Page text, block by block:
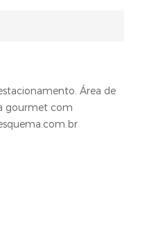
Área de
gourmet com